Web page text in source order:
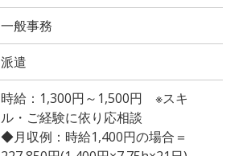
一般事務
派遣
時給：1,300円～1,500円 ※スキ
ル・ご経験に依り応相談
◆月収例：時給1,400円の場合＝